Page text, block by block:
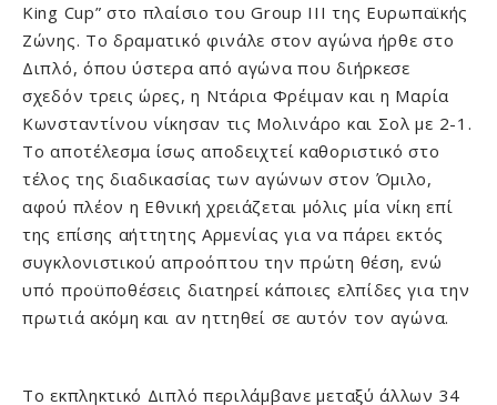
King Cup” στο πλαίσιο του Group III της Ευρωπαϊκής
Ζώνης. Το δραματικό φινάλε στον αγώνα ήρθε στο
Διπλό, όπου ύστερα από αγώνα που διήρκεσε
σχεδόν τρεις ώρες, η Ντάρια Φρέιμαν και η Μαρία
Κωνσταντίνου νίκησαν τις Μολινάρο και Σολ με 2-1.
Το αποτέλεσμα ίσως αποδειχτεί καθοριστικό στο
τέλος της διαδικασίας των αγώνων στον Όμιλο,
αφού πλέον η Εθνική χρειάζεται μόλις μία νίκη επί
της επίσης αήττητης Αρμενίας για να πάρει εκτός
συγκλονιστικού απροόπτου την πρώτη θέση, ενώ
υπό προϋποθέσεις διατηρεί κάποιες ελπίδες για την
πρωτιά ακόμη και αν ηττηθεί σε αυτόν τον αγώνα.
Το εκπληκτικό Διπλό περιλάμβανε μεταξύ άλλων 34